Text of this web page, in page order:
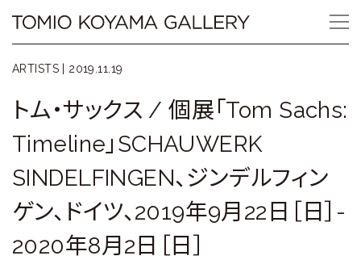
content
Tomio
Koyama
Gallery
小
山
登
美
ARTISTS | 2019.11.19
トム・サックス / 個展「Tom Sachs:
Timeline」SCHAUWERK
SINDELFINGEN、ジンデルフィン
ゲン、ドイツ、2019年9月22日［日］-
2020年8月2日［日］